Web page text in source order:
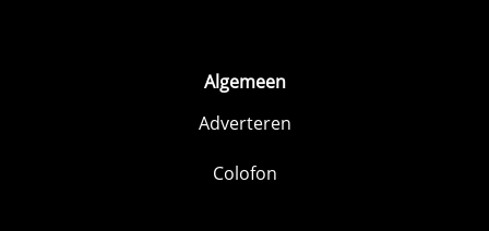
Algemeen
Adverteren
Colofon